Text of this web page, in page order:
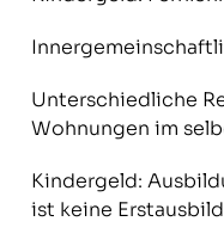
Unterschiedliche
Wohnungen im
Kindergeld:
ist keine